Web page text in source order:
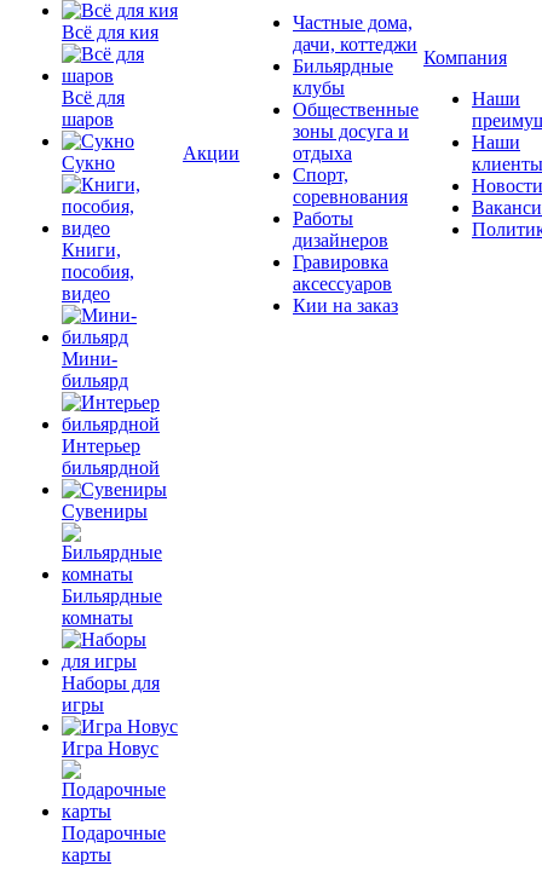
Всё для кия
Всё для
шаров
Сукно
Книги,
пособия,
видео
Мини-
бильярд
Интерьер
бильярдной
Сувениры
Бильярдные
комнаты
Наборы для
игры
Игра Новус
Подарочные
карты
Акции
Частные дома,
дачи, коттеджи
Бильярдные
клубы
Общественные
зоны досуга и
отдыха
Спорт,
соревнования
Работы
дизайнеров
Гравировка
аксессуаров
Кии на заказ
Компания
Наши
Наши
клиенты
Новости